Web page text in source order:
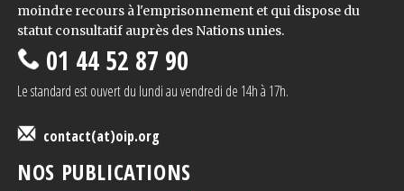
moindre recours à l'emprisonnement et qui dispose du
statut consultatif auprès des Nations unies.
01 44 52 87 90
Le standard est ouvert du lundi au vendredi de 14h à 17h.
contact(at)oip.org
NOS PUBLICATIONS